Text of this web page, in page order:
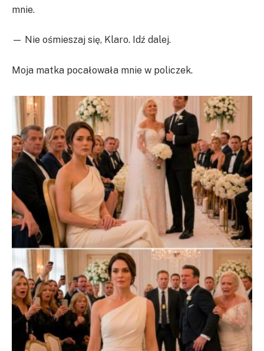
mnie.
— Nie ośmieszaj się, Klaro. Idź dalej.
Moja matka pocałowała mnie w policzek.